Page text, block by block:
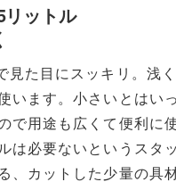
ットル
見た目にスッキリ。浅
います。小さいとはい
で用途も広くて便利に
は必要ないというスタ
、カットした少量の具